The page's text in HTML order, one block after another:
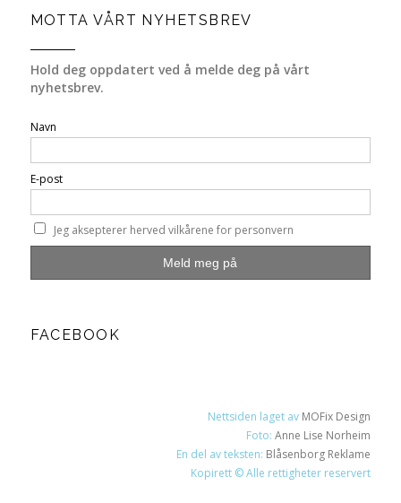
MOTTA VÅRT NYHETSBREV
Hold deg oppdatert ved å melde deg på vårt
nyhetsbrev.
Navn
E-post
Jeg aksepterer herved vilkårene for personvern
FACEBOOK
Nettsiden laget av MOFix Design
Foto:Anne Lise Norheim
En del av teksten: Blåsenborg Reklame
Kopirett © Alle rettigheter reservert